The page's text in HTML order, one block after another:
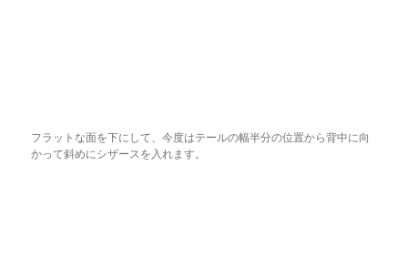
フラットな面を下にして、今度はテールの幅半分の位置から背中に向
かって斜めにシザースを入れます。